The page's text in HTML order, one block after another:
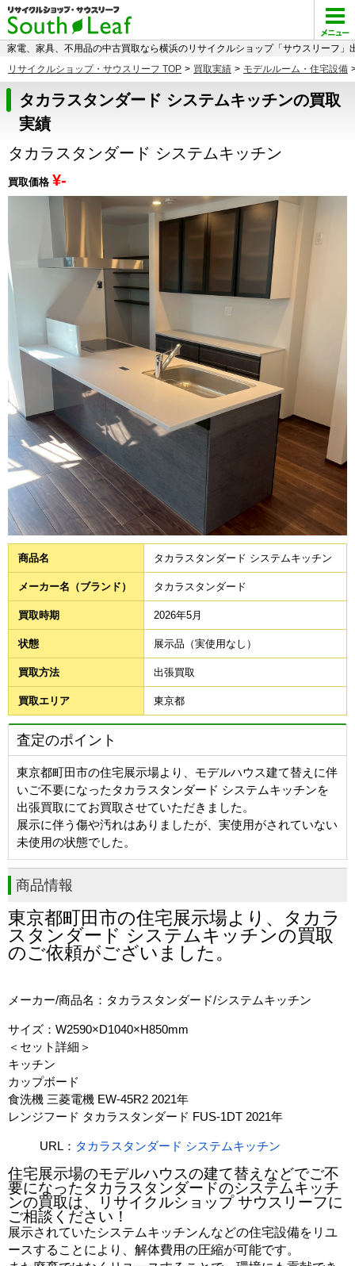
家電、家具、不用品の中古買取なら横浜のリサイクルショップ「サウスリーフ」
リサイクルショップ・サウスリーフ TOP > 買取実績 > モデルルーム・住宅設備
タカラスタンダード システムキッチンの買取
実績
タカラスタンダード システムキッチン
買取価格 ¥-
商品名 タカラスタンダード システムキッチン
メーカー名（ブランド） タカラスタンダード
買取時期 2026年5月
状態 展示品（実使用なし）
買取方法 出張買取
買取エリア 東京都
査定のポイント
東京都町田市の住宅展示場より、モデルハウス建て替えに伴
いご不要になったタカラスタンダード システムキッチンを
出張買取にてお買取させていただきました。
展示に伴う傷や汚れはありましたが、実使用がされていない
未使用の状態でした。
商品情報
東京都町田市の住宅展示場より、タカラ
スタンダード システムキッチンの買取
のご依頼がございました。
メーカー/商品名：タカラスタンダード/システムキッチン
サイズ：W2590×D1040×H850mm
＜セット詳細＞
キッチン
カップボード
食洗機 三菱電機 EW-45R2 2021年
レンジフード タカラスタンダード FUS-1DT 2021年
URL： タカラスタンダード システムキッチン
住宅展示場のモデルハウスの建て替えなどでご不
要になったタカラスタンダードのシステムキッチ
ンの買取は、リサイクルショップ サウスリーフに
ご相談ください！
展示されていたシステムキッチンんなどの住宅設備をリユ
ースすることにより、解体費用の圧縮が可能です。